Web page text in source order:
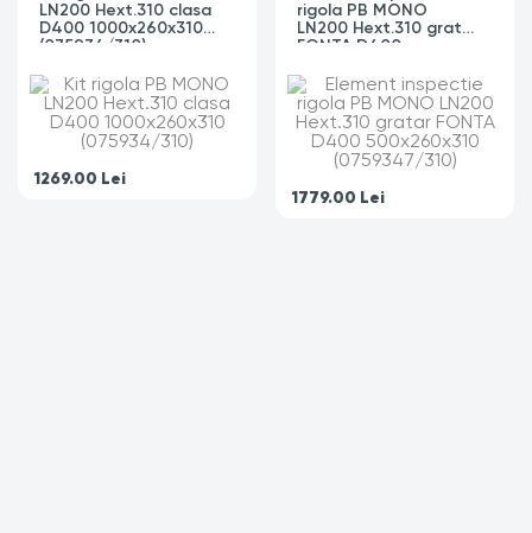
LN200 Hext.310 clasa
D400 1000x260x310
(075934/310)
1269.00 Lei
rigola PB MONO
LN200 Hext.310 gratar
FONTA D400
(0759347/310)
1779.00 Lei